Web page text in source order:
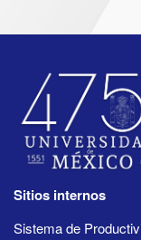
Sitios internos
Sistema de